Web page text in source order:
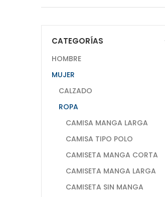
CATEGORÍAS
HOMBRE
MUJER
CALZADO
ROPA
CAMISA MANGA LARGA
CAMISA TIPO POLO
CAMISETA MANGA CORTA
CAMISETA MANGA LARGA
CAMISETA SIN MANGA